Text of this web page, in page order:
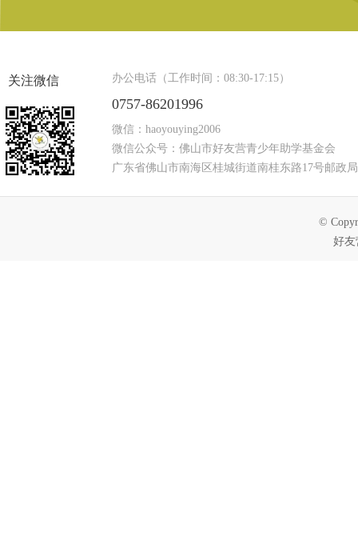
关注微信 办公电话（工作时间：08:30-17:15）
0757-86201996
微信：haoyouying2006
微信公众号：佛山市好友营青少年助学基金会
广东省佛山市南海区桂城街道南桂东路17号邮政
©
好